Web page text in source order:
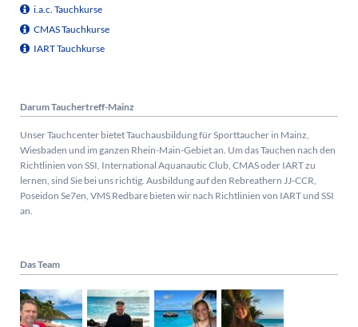
i.a.c. Tauchkurse
CMAS Tauchkurse
IART Tauchkurse
Darum Tauchertreff-Mainz
Unser Tauchcenter bietet Tauchausbildung für Sporttaucher in Mainz,
Wiesbaden und im ganzen Rhein-Main-Gebiet an. Um das Tauchen nach den
Richtlinien von SSI, International Aquanautic Club, CMAS oder IART zu
lernen, sind Sie bei uns richtig. Ausbildung auf den Rebreathern JJ-CCR,
Poseidon Se7en, VMS Redbare bieten wir nach Richtlinien von IART und SSI
an.
Das Team